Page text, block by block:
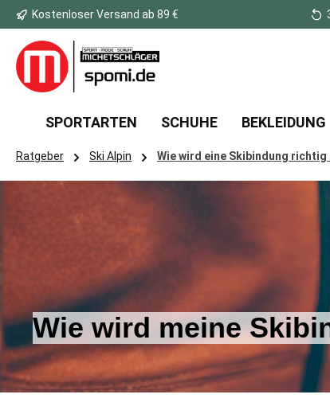
Hauptinhalt springen
Zur Suche springen
Zur Hauptnavigation springen
Kostenloser Versand ab 89 €
SPORTARTEN SCHUHE BEKLEIDUNG
Ratgeber Ski Alpin Wie wird eine Skibindung
Wie wird meine